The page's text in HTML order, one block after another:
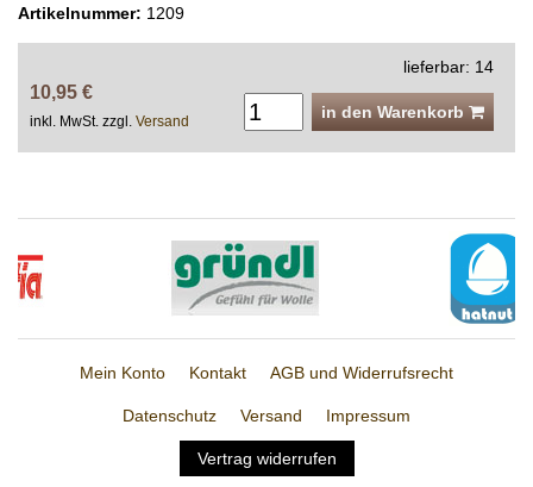
Artikelnummer: 1209
10,95 €
inkl. MwSt. zzgl. Versand
lieferbar: 14
in den Warenkorb
Mein Konto Kontakt AGB und Widerrufsrecht
Datenschutz Versand Impressum
Vertrag widerrufen